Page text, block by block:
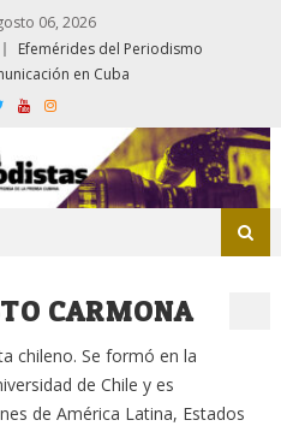
06, 2026
Efemérides del Periodismo
en Cuba
CARMONA
chileno. Se formó en la
de Chile y es
de América Latina, Estados